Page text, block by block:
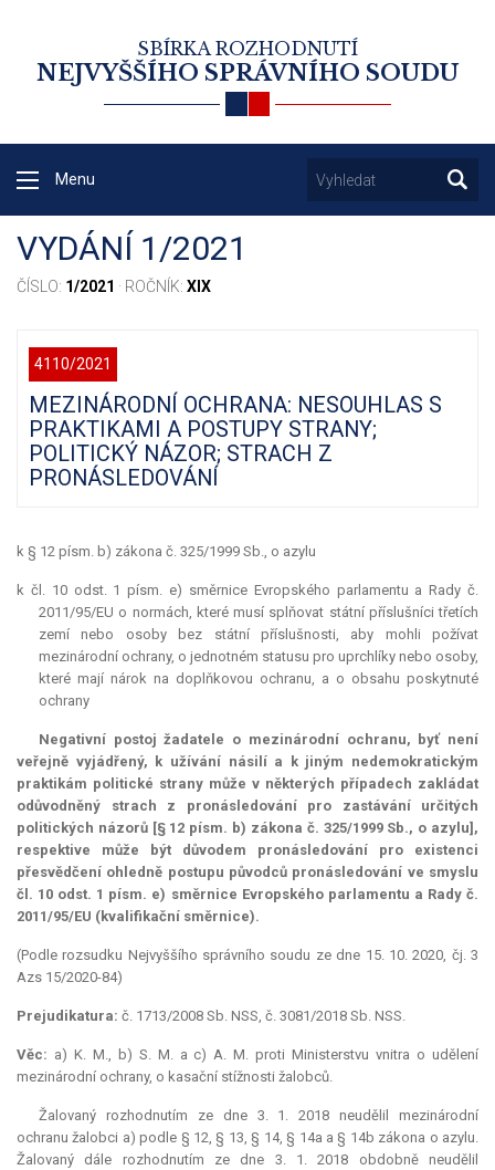
SBÍRKA ROZHODNUTÍ
NEJVYŠŠÍHO SPRÁVNÍHO SOUDU
Menu
VYDÁNÍ 1/2021
ČÍSLO: 1/2021 · ROČNÍK: XIX
4110/2021
MEZINÁRODNÍ OCHRANA: NESOUHLAS S
PRAKTIKAMI A POSTUPY STRANY;
POLITICKÝ NÁZOR; STRACH Z
PRONÁSLEDOVÁNÍ
k § 12 písm. b) zákona č. 325/1999 Sb., o azylu
k čl. 10 odst. 1 písm. e) směrnice Evropského parlamentu a Rady č.
2011/95/EU o normách, které musí splňovat státní příslušníci třetích
zemí nebo osoby bez státní příslušnosti, aby mohli požívat
mezinárodní ochrany, o jednotném statusu pro uprchlíky nebo osoby,
které mají nárok na doplňkovou ochranu, a o obsahu poskytnuté
ochrany
Negativní postoj žadatele o mezinárodní ochranu, byť není
veřejně vyjádřený, k užívání násilí a k jiným nedemokratickým
praktikám politické strany může v některých případech zakládat
odůvodněný strach z pronásledování pro zastávání určitých
politických názorů [§ 12 písm. b) zákona č. 325/1999 Sb., o azylu],
respektive může být důvodem pronásledování pro existenci
přesvědčení ohledně postupu původců pronásledování ve smyslu
čl. 10 odst. 1 písm. e) směrnice Evropského parlamentu a Rady č.
2011/95/EU (kvalifikační směrnice).
(Podle rozsudku Nejvyššího správního soudu ze dne 15. 10. 2020, čj. 3
Azs 15/2020-84)
Prejudikatura: č. 1713/2008 Sb. NSS, č. 3081/2018 Sb. NSS.
Věc: a) K. M., b) S. M. a c) A. M. proti Ministerstvu vnitra o udělení
mezinárodní ochrany, o kasační stížnosti žalobců.
Žalovaný rozhodnutím ze dne 3. 1. 2018 neudělil mezinárodní
ochranu žalobci a) podle § 12, § 13, § 14, § 14a a § 14b zákona o azylu.
Žalovaný dále rozhodnutím ze dne 3. 1. 2018 obdobně neudělil